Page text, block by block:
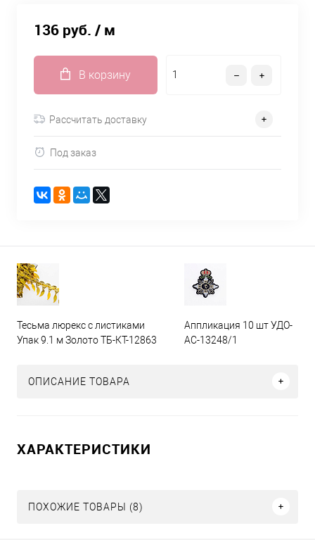
136 руб. / м
В корзину
Рассчитать доставку
Под заказ
Тесьма люрекс с листиками
Упак 9.1 м Золото ТБ-КТ-12863
Аппликация 10 шт УДО-
АС-13248/1
ОПИСАНИЕ ТОВАРА
ХАРАКТЕРИСТИКИ
ПОХОЖИЕ ТОВАРЫ (8)